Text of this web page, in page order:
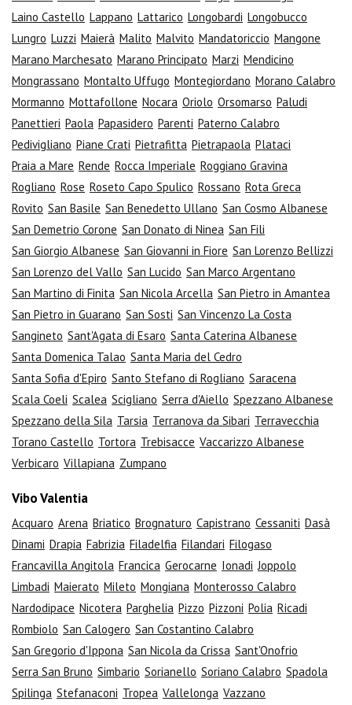
Laino Castello Lappano Lattarico Longobardi Longobucco
Lungro Luzzi Maierà Malito Malvito Mandatoriccio Mangone
Marano Marchesato Marano Principato Marzi Mendicino
Mongrassano Montalto Uffugo Montegiordano Morano Calabro
Mormanno Mottafollone Nocara Oriolo Orsomarso Paludi
Panettieri Paola Papasidero Parenti Paterno Calabro
Pedivigliano Piane Crati Pietrafitta Pietrapaola Plataci
Praia a Mare Rende Rocca Imperiale Roggiano Gravina
Rogliano Rose Roseto Capo Spulico Rossano Rota Greca
Rovito San Basile San Benedetto Ullano San Cosmo Albanese
San Demetrio Corone San Donato di Ninea San Fili
San Giorgio Albanese San Giovanni in Fiore San Lorenzo Bellizzi
San Lorenzo del Vallo San Lucido San Marco Argentano
San Martino di Finita San Nicola Arcella San Pietro in Amantea
San Pietro in Guarano San Sosti San Vincenzo La Costa
Sangineto Sant'Agata di Esaro Santa Caterina Albanese
Santa Domenica Talao Santa Maria del Cedro
Santa Sofia d'Epiro Santo Stefano di Rogliano Saracena
Scala Coeli Scalea Scigliano Serra d'Aiello Spezzano Albanese
Spezzano della Sila Tarsia Terranova da Sibari Terravecchia
Torano Castello Tortora Trebisacce Vaccarizzo Albanese
Verbicaro Villapiana Zumpano
Vibo Valentia
Acquaro Arena Briatico Brognaturo Capistrano Cessaniti Dasà
Dinami Drapia Fabrizia Filadelfia Filandari Filogaso
Francavilla Angitola Francica Gerocarne Ionadi Joppolo
Limbadi Maierato Mileto Mongiana Monterosso Calabro
Nardodipace Nicotera Parghelia Pizzo Pizzoni Polia Ricadi
Rombiolo San Calogero San Costantino Calabro
San Gregorio d'Ippona San Nicola da Crissa Sant'Onofrio
Serra San Bruno Simbario Sorianello Soriano Calabro Spadola
Spilinga Stefanaconi Tropea Vallelonga Vazzano